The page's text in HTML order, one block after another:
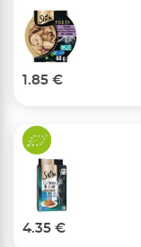
1.85 €
4.35 €